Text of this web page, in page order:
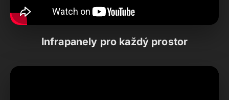
Infrapanely pro každý prostor